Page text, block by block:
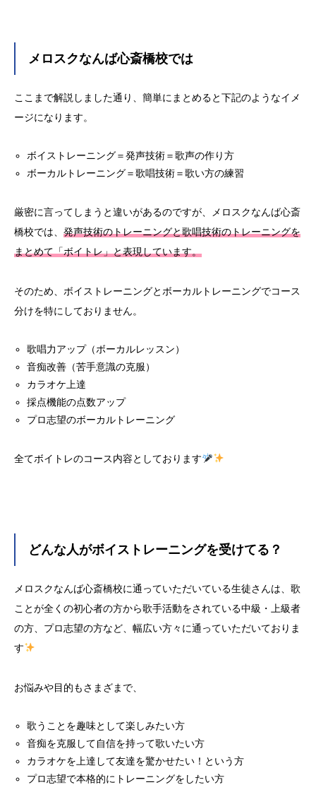
メロスクなんば心斎橋校では
ここまで解説しました通り、簡単にまとめると下記のようなイメ
ージになります。
ボイストレーニング＝発声技術＝歌声の作り方
ボーカルトレーニング＝歌唱技術＝歌い方の練習
厳密に言ってしまうと違いがあるのですが、メロスクなんば心斎
橋校では、 発声技術のトレーニングと歌唱技術のトレーニングを
まとめて「ボイトレ」と表現しています。
そのため、ボイストレーニングとボーカルトレーニングでコース
分けを特にしておりません。
歌唱力アップ（ボーカルレッスン）
音痴改善（苦手意識の克服）
カラオケ上達
採点機能の点数アップ
プロ志望のボーカルトレーニング
全てボイトレのコース内容としております
どんな人がボイストレーニングを受けてる？
メロスクなんば心斎橋校に通っていただいている生徒さんは、歌
ことが全くの初心者の方から歌手活動をされている中級・上級者
の方、プロ志望の方など、幅広い方々に通っていただいておりま
す
お悩みや目的もさまざまで、
歌うことを趣味として楽しみたい方
音痴を克服して自信を持って歌いたい方
カラオケを上達して友達を驚かせたい！という方
プロ志望で本格的にトレーニングをしたい方